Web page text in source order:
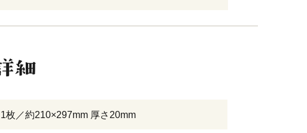
1枚／約210×297mm 厚さ20mm